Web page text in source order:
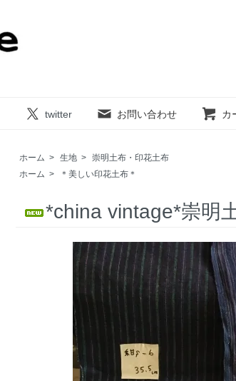
twitter お問い合わせ カ
ホーム > 生地 > 崇明土布・印花土布
ホーム > ＊美しい印花土布＊
*china vintage*崇明